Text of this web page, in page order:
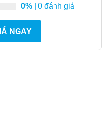
0% | 0 đánh giá
NGAY